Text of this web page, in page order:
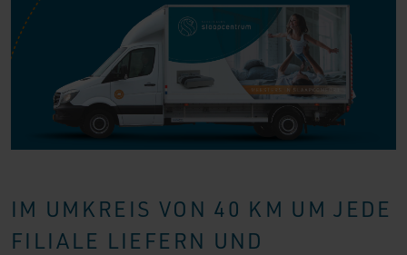
IM UMKREIS VON 40 KM UM JEDE
FILIALE LIEFERN UND